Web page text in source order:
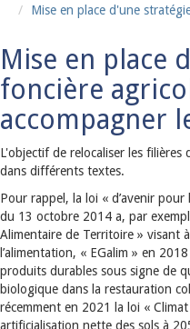
Mise en place d'une
Mise en place
foncière
accompagner
L'objectif de relocaliser les
dans différents textes.
Pour rappel, la loi « d’avenir
du 13 octobre 2014 a, par
Alimentaire de Territoire » visant
l’alimentation, « EGalim » en
produits durables sous signe de
biologique dans la restauration
récemment en 2021 la loi «
artificialisation nette des sols à